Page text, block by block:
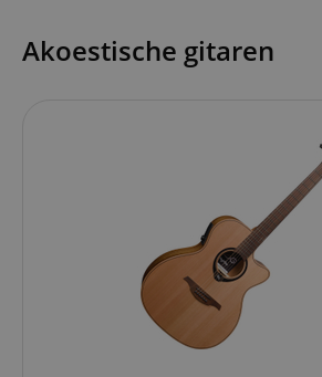
Akoestische gitaren